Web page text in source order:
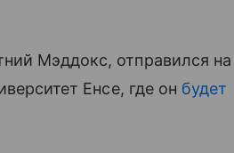
Мэддокс, отправился на
Енсе, где он будет